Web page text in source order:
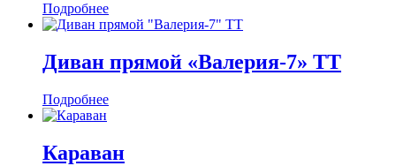
Подробнее
Диван прямой «Валерия-7» ТТ
Подробнее
Караван